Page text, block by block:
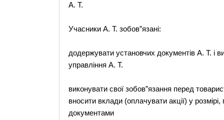
А. Т.
Учасники А. Т. зобов”язані:
додержувати установчих документів А. Т. і
управління А. Т.
виконувати свої зобов”язання перед
вносити вклади (оплачувати акції) у
документами